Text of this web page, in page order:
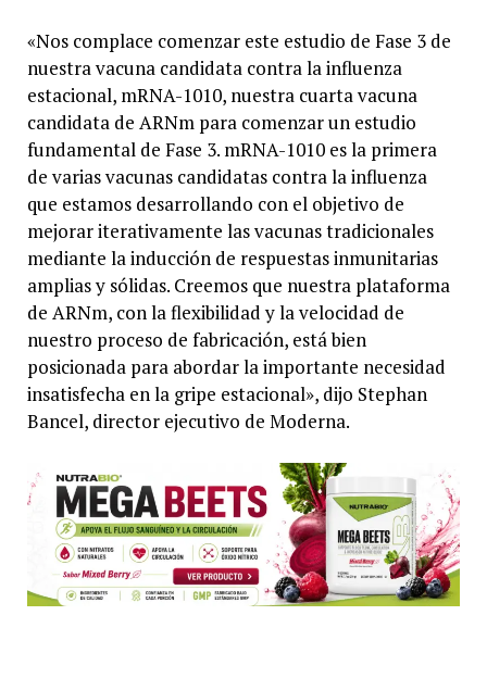
«Nos complace comenzar este estudio de Fase 3 de
nuestra vacuna candidata contra la influenza
estacional, mRNA-1010, nuestra cuarta vacuna
candidata de ARNm para comenzar un estudio
fundamental de Fase 3. mRNA-1010 es la primera
de varias vacunas candidatas contra la influenza
que estamos desarrollando con el objetivo de
mejorar iterativamente las vacunas tradicionales
mediante la inducción de respuestas inmunitarias
amplias y sólidas. Creemos que nuestra plataforma
de ARNm, con la flexibilidad y la velocidad de
nuestro proceso de fabricación, está bien
posicionada para abordar la importante necesidad
insatisfecha en la gripe estacional», dijo Stephan
Bancel, director ejecutivo de Moderna.